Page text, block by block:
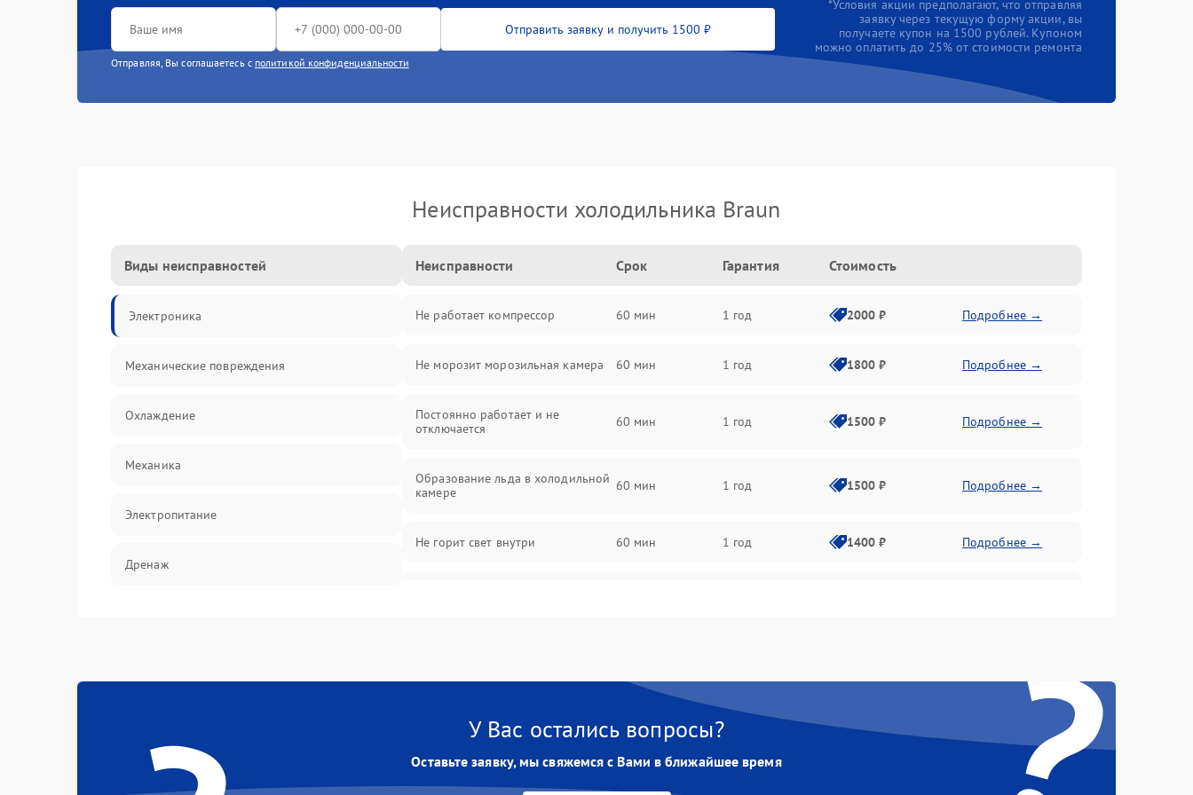
Отправить заявку и получить 1500 ₽
Отправляя, Вы соглашаетесь с политикой конфиденциальности
*Условия акции предполагают, что отправляя
заявку через текущую форму акции, вы
получаете купон на 1500 рублей. Купоном
можно оплатить до 25% от стоимости ремонта
Неисправности холодильника Braun
Виды неисправностей
Электроника
Механические повреждения
Охлаждение
Механика
Электропитание
Дренаж
Неисправности Срок Гарантия Стоимость
Не работает компрессор 60 мин 1 год 2000 ₽ Подробнее →
Не морозит морозильная камера 60 мин 1 год 1800 ₽ Подробнее →
Постоянно работает и не
отключается
60 мин 1 год 1500 ₽ Подробнее →
Образование льда в холодильной
камере
60 мин 1 год 1500 ₽ Подробнее →
Не горит свет внутри 60 мин 1 год 1400 ₽ Подробнее →
60 мин Подробнее →
Образование конденсата на
стенках
Подробнее →
У Вас остались вопросы?
Оставьте заявку, мы свяжемся с Вами в ближайшее время